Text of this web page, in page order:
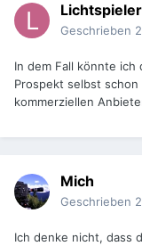
Lichtspieler
Geschrieben
In dem Fall könnte
Prospekt selbst
kommerziellen
Mich
Geschrieben
Ich denke nicht, dass